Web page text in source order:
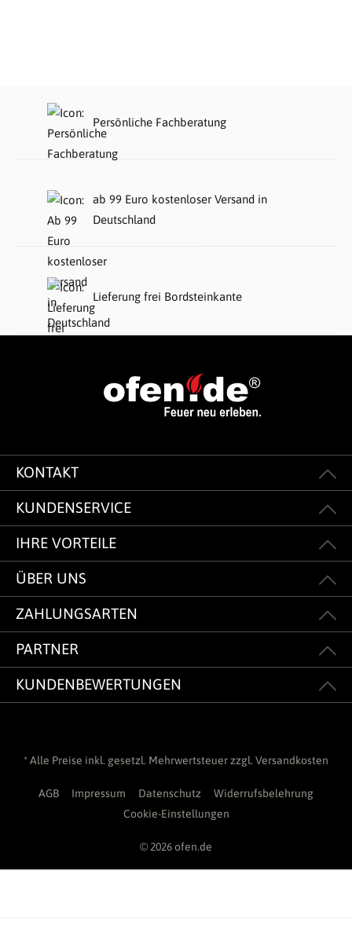
Persönliche Fachberatung
ab 99 Euro kostenloser Versand in
Deutschland
Lieferung frei Bordsteinkante
KONTAKT
KUNDENSERVICE
IHRE VORTEILE
ÜBER UNS
ZAHLUNGSARTEN
PARTNER
KUNDENBEWERTUNGEN
* Alle Preise inkl. gesetzl. Mehrwertsteuer zzgl. Versandkosten
AGB Impressum Datenschutz
Widerrufsbelehrung
Cookie-Einstellungen
© 2026 ofen.de